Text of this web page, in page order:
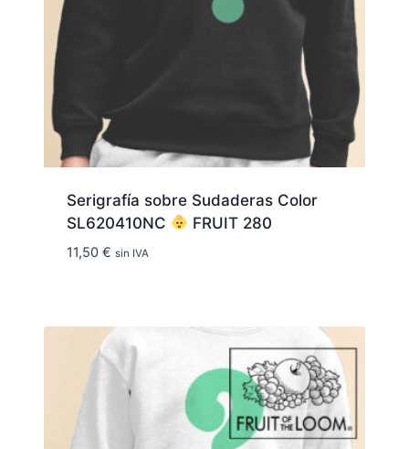
Serigrafía sobre Sudaderas Color
SL620410NC
FRUIT 280
11,50 € sin IVA